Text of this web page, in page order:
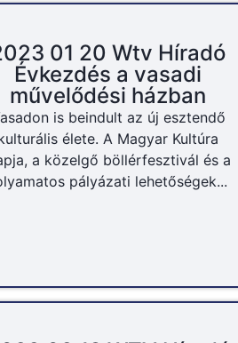
01 20 Wtv Híradó
Évkezdés a vasadi
művelődési házban
is beindult az új esztendő
élete. A Magyar Kultúra
a közelgő böllérfesztivál és a
pályázati lehetőségek...